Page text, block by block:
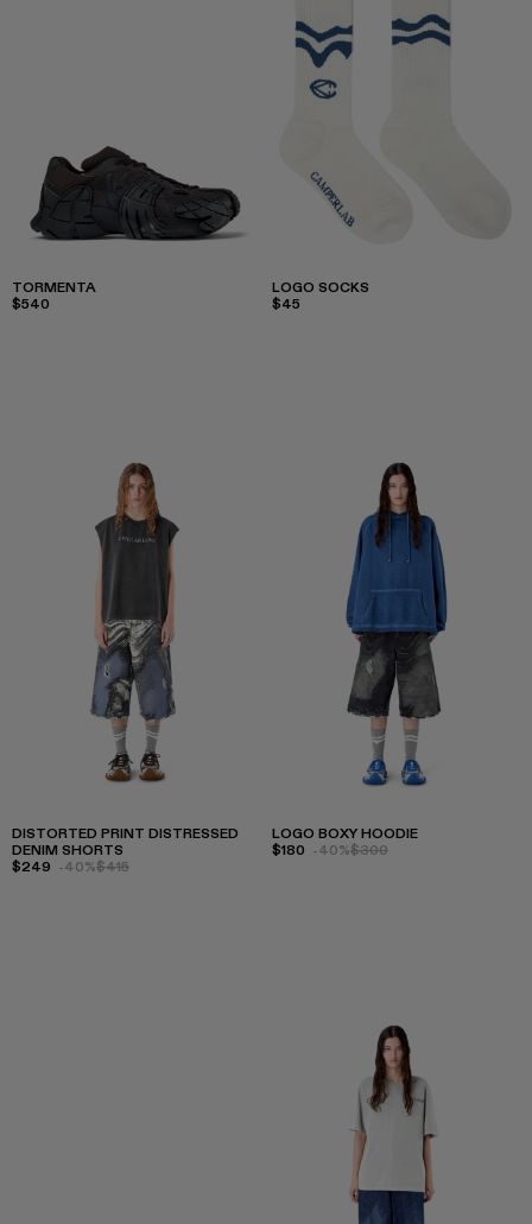
TORMENTA
$540
LOGO SOCKS
$45
DISTORTED PRINT DISTRESSED
DENIM SHORTS
$249 -40%$415
LOGO BOXY HOODIE
$180 -40%$300